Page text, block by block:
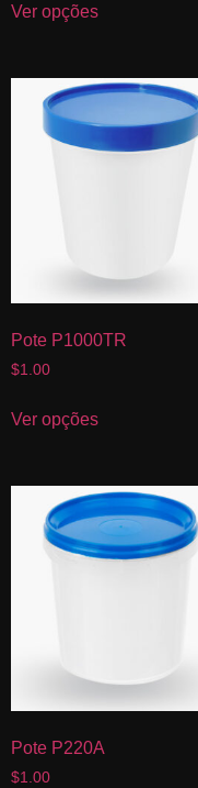
Ver opções
Pote P1000TR
$1.00
Ver opções
Pote P220A
$1.00